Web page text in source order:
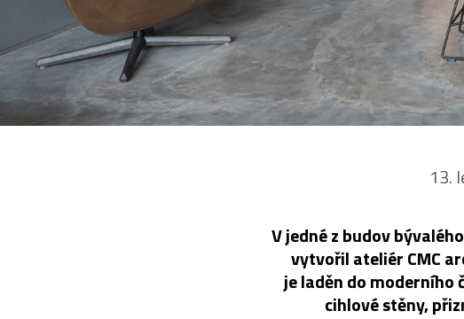
13.
V jedné z budov
vytvořil ateliér CMC
je laděn do
cihlové stěny,